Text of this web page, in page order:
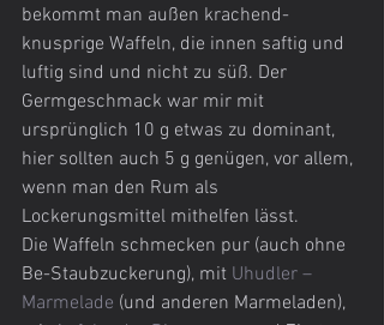
bekommt man außen krachend-
knusprige Waffeln, die innen saftig und
luftig sind und nicht zu süß. Der
Germgeschmack war mir mit
ursprünglich 10 g etwas zu dominant,
hier sollten auch 5 g genügen, vor allem,
wenn man den Rum als
Lockerungsmittel mithelfen lässt.
Die Waffeln schmecken pur (auch ohne
Be-Staubzuckerung), mit Uhudler –
Marmelade (und anderen Marmeladen),